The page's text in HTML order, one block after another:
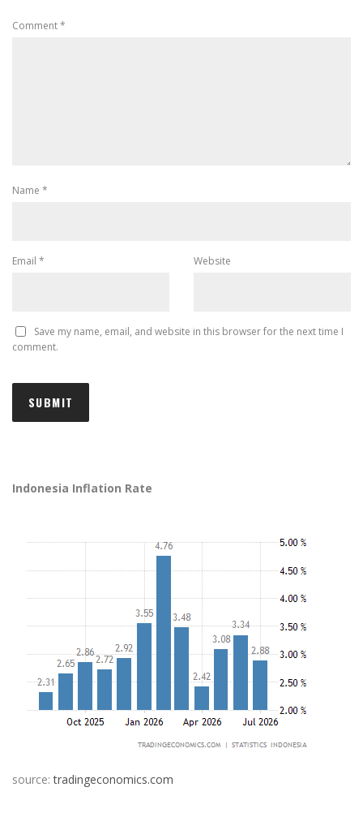
Comment*
Name *
Email * Website
Save my name, email, and website in this browser for the next time I
comment.
Indonesia Inflation Rate
source:tradingeconomics.com